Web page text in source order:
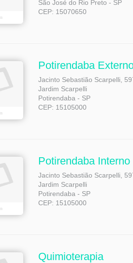
São José do Rio Preto - SP
CEP: 15070650
Potirendaba
Jacinto Sebastião Scarpelli,
Jardim Scarpelli
Potirendaba - SP
CEP: 15105000
Potirendaba Interno
Jacinto Sebastião Scarpelli,
Jardim Scarpelli
Potirendaba - SP
CEP: 15105000
Quimioterapia